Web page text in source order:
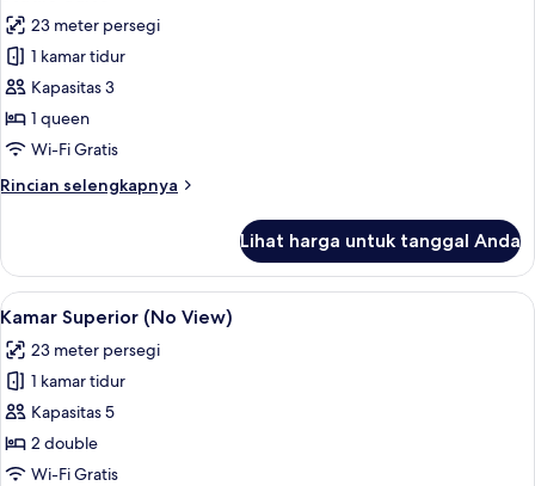
semua
foto
untuk
Studio
Suite
23 meter persegi
1 kamar tidur
Kapasitas 3
1 queen
Wi-Fi Gratis
Rincian selengkapnya
Rincian
Studio
Suite
Lihat harga untuk tanggal Anda
Lihat
semua
foto
untuk
Kamar
Superior
(No
Kamar Superior (No View) | Seprai
5
Kamar Superior (No View)
23 meter persegi
1 kamar tidur
Kapasitas 5
2 double
Wi-Fi Gratis